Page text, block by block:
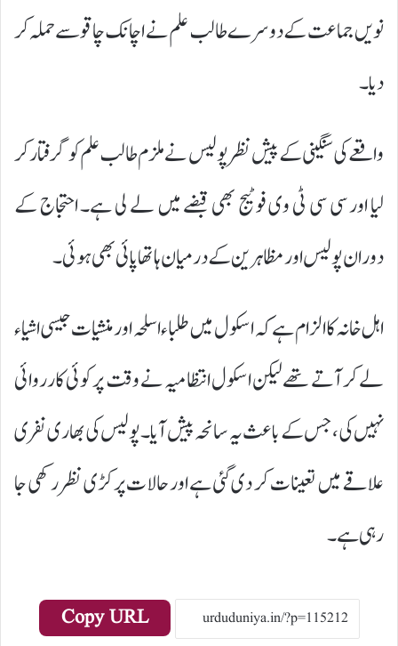
نویں جماعت کے دوسرے طالب علم نے اچانک چاقو سے حملہ کر
دیا۔
واقعے کی سنگینی کے پیش نظر پولیس نے ملزم طالب علم کو گرفتار کر
لیا اور سی سی ٹی وی فوٹیج بھی قبضے میں لے لی ہے۔ احتجاج کے
دوران پولیس اور مظاہرین کے درمیان ہاتھا پائی بھی ہوئی۔
اہل خانہ کا الزام ہے کہ اسکول میں طلباء اسلحہ اور منشیات جیسی اشیاء
لے کر آتے تھے لیکن اسکول انتظامیہ نے وقت پر کوئی کارروائی
نہیں کی، جس کے باعث یہ سانحہ پیش آیا۔پولیس کی بھاری نفری
علاقے میں تعینات کر دی گئی ہے اور حالات پر کڑی نظر رکھی جا
رہی ہے۔
Copy URL